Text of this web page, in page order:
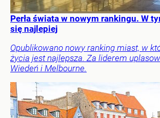
Perła świata w nowym rankingu. W
się najlepiej
Opublikowano nowy ranking miast, w
życia jest najlepsza. Za liderem
Wiedeń i Melbourne.